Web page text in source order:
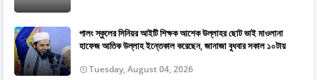
পালং স্কুলের সিনিয়র আইটি শিক্ষক আশেক উল্লাহর ছোট ভাই মাওলানা
হাফেজ আতিক উল্লাহ ইন্তেকাল করেছেন, জানাজা বুধবার সকাল ১০টায়
Tuesday, August 04, 2026